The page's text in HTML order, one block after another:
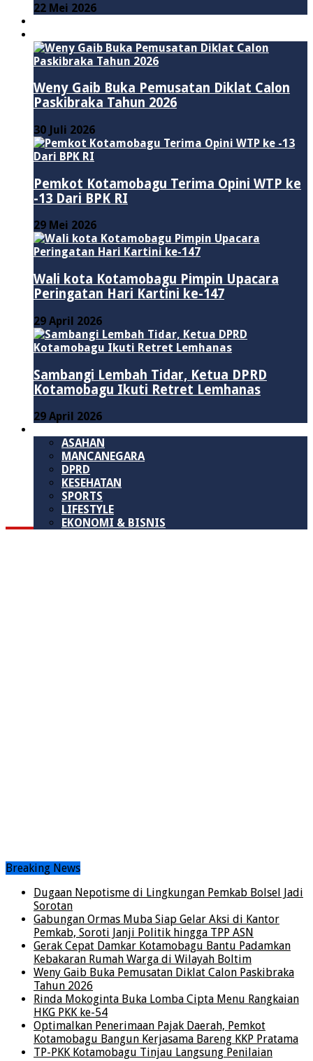
22 Mei 2026
Weny Gaib Buka Pemusatan Diklat Calon
Paskibraka Tahun 2026
30 Juli 2026
Pemkot Kotamobagu Terima Opini WTP ke
-13 Dari BPK RI
29 Mei 2026
Wali kota Kotamobagu Pimpin Upacara
Peringatan Hari Kartini ke-147
29 April 2026
Sambangi Lembah Tidar, Ketua DPRD
Kotamobagu Ikuti Retret Lemhanas
29 April 2026
ASAHAN
MANCANEGARA
DPRD
KESEHATAN
SPORTS
LIFESTYLE
EKONOMI & BISNIS
Breaking News
Dugaan Nepotisme di Lingkungan Pemkab Bolsel Jadi
Sorotan
Gabungan Ormas Muba Siap Gelar Aksi di Kantor
Pemkab, Soroti Janji Politik hingga TPP ASN
Gerak Cepat Damkar Kotamobagu Bantu Padamkan
Kebakaran Rumah Warga di Wilayah Boltim
Weny Gaib Buka Pemusatan Diklat Calon Paskibraka
Tahun 2026
Rinda Mokoginta Buka Lomba Cipta Menu Rangkaian
HKG PKK ke-54
Optimalkan Penerimaan Pajak Daerah, Pemkot
Kotamobagu Bangun Kerjasama Bareng KKP Pratama
TP-PKK Kotamobagu Tinjau Langsung Penilaian